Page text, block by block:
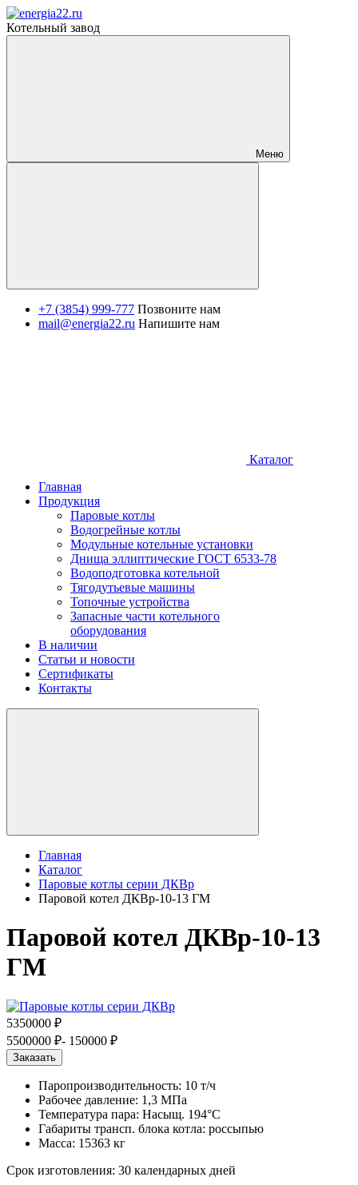
Котельный завод
Меню
+7 (3854) 999-777 Позвоните нам
mail@energia22.ru Напишите нам
Каталог
Главная
Продукция
Паровые котлы
Водогрейные котлы
Модульные котельные установки
Днища эллиптические ГОСТ 6533-78
Водоподготовка котельной
Тягодутьевые машины
Топочные устройства
Запасные части котельного
оборудования
В наличии
Статьи и новости
Сертификаты
Контакты
Главная
Каталог
Паровые котлы серии ДКВр
Паровой котел ДКВр-10-13 ГМ
Паровой котел ДКВр-10-13
ГМ
5350000 ₽
5500000 ₽- 150000 ₽
Заказать
Паропроизводительность: 10 т/ч
Рабочее давление: 1,3 МПа
Температура пара: Насыщ. 194°С
Габариты трансп. блока котла: россыпью
Масса: 15363 кг
Срок изготовления: 30 календарных дней